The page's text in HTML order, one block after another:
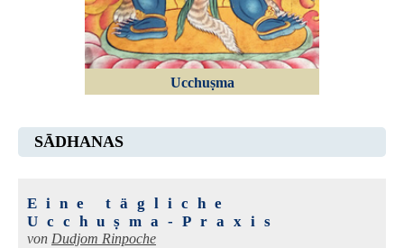
Ucchuṣma
SĀDHANAS
Eine tägliche
Ucchuṣma-Praxis
von Dudjom Rinpoche